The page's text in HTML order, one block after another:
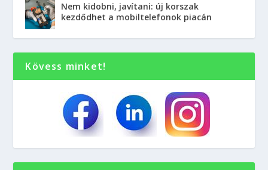
Nem kidobni, javítani: új korszak
kezdődhet a mobiltelefonok piacán
Kövess minket!